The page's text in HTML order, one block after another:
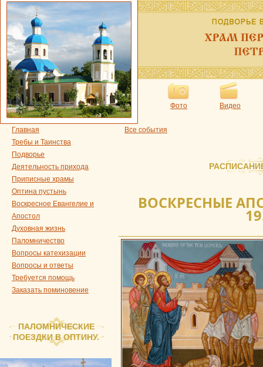
Фото Видео
Главная
Требы и Таинства
Подворье
Деятельность прихода
Приписные храмы
Оптина пустынь
Воскресное Евангелие и
Апостол
Духовная жизнь
Паломничество
Вопросы катехизации
Вопросы и ответы
Требуется помощь
Заказать поминовение
ПАЛОМНИЧЕСКИЕ
ПОЕЗДКИ В ОПТИНУ.
Все события
ВОСКРЕСНЫЕ